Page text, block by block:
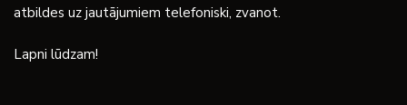
atbildes uz jautājumiem telefoniski, zvanot.
Lapni lūdzam!